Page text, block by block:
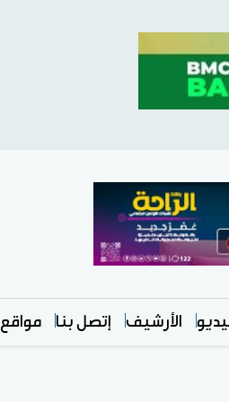
الأرشيف إتصل بنا مواقع